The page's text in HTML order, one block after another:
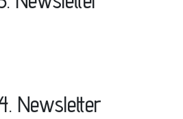
Newsletter